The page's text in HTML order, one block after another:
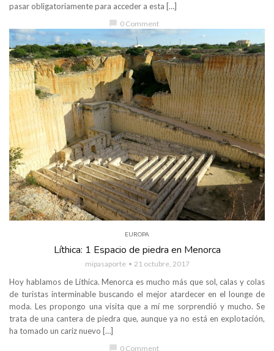
pasar obligatoriamente para acceder a esta […]
0 Comment
EUROPA
Líthica: 1 Espacio de piedra en Menorca
mipasaporte 21 octubre, 2017
Hoy hablamos de Líthica. Menorca es mucho más que sol, calas y colas
de turistas interminable buscando el mejor atardecer en el lounge de
moda. Les propongo una visita que a mí me sorprendió y mucho. Se
trata de una cantera de piedra que, aunque ya no está en explotación,
ha tomado un cariz nuevo […]
chat_bubble 0 Comment